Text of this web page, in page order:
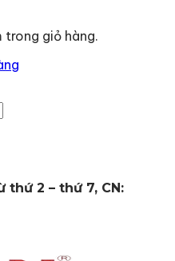
trong giỏ hàng.
thứ 2 – thứ 7, CN: